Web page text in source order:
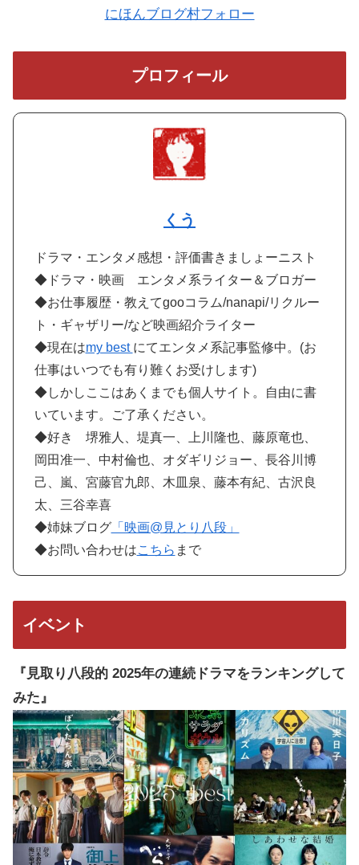
にほんブログ村フォロー
プロフィール
くう
ドラマ・エンタメ感想・評価書きましょーニスト
◆ドラマ・映画 エンタメ系ライター＆ブロガー
◆お仕事履歴・教えてgooコラム/nanapi/リクルー
ト・ギャザリー/など映画紹介ライター
◆現在はmy best にてエンタメ系記事監修中。(お
仕事はいつでも有り難くお受けします)
◆しかしここはあくまでも個人サイト。自由に書
いています。ご了承ください。
◆好き 堺雅人、堤真一、上川隆也、藤原竜也、
岡田准一、中村倫也、オダギリジョー、長谷川博
己、嵐、宮藤官九郎、木皿泉、藤本有紀、古沢良
太、三谷幸喜
◆姉妹ブログ「映画@見とり八段」
◆お問い合わせはこちら まで
イベント
『見取り八段的 2025年の連続ドラマをランキングして
みた』